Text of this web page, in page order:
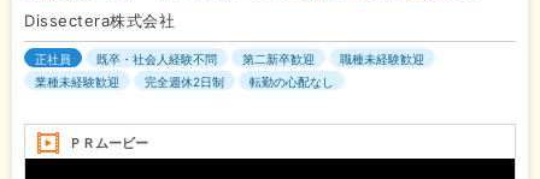
Dissectera株式会社
正社員 既卒・社会人経験不問 第二新卒歓迎
職種未経験歓迎
業種未経験歓迎
完全週休2日制 転勤の心配なし
ＰＲムービー